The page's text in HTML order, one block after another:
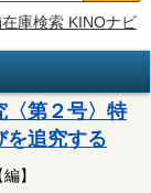
在庫検索 KINOナビ
〈第２号〉特
追究する
】